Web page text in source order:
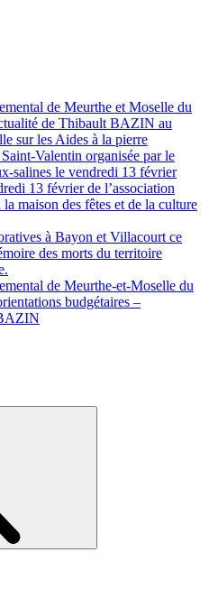
de Meurthe et Moselle du
de Thibault BAZIN au
sur les Aides à la pierre
Valentin organisée par le
salines le vendredi 13 février
13 février de l’association
maison des fêtes et de la culture
à Bayon et Villacourt ce
des morts du territoire
de Meurthe-et-Moselle du
budgétaires –